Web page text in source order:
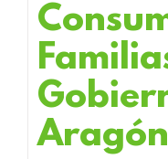
Aragón